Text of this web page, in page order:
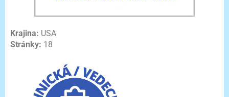
Krajina: USA
Stránky: 18